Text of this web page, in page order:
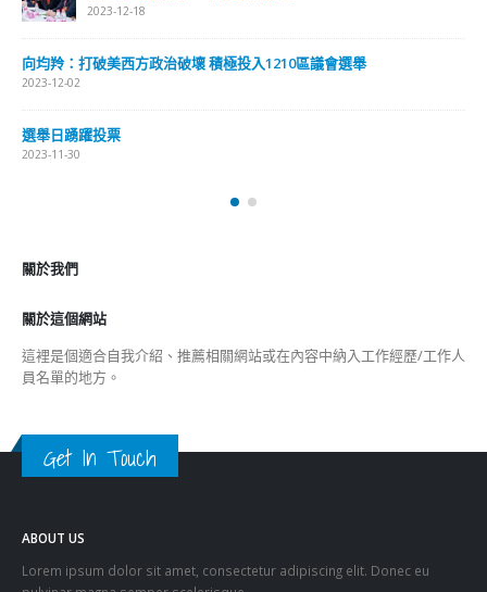
2023-12-18
向均羚：打破美西方政治破壞 積極投入1210區議會選舉
2023-12-02
選舉日踴躍投票
2023-11-30
關於我們
關於這個網站
這裡是個適合自我介紹、推薦相關網站或在內容中納入工作經歷/工作人
員名單的地方。
Get In Touch
ABOUT US
Lorem ipsum dolor sit amet, consectetur adipiscing elit. Donec eu